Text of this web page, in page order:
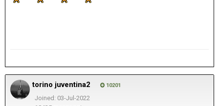
torino juventina2 10201
Joined: 03-Jul-2022